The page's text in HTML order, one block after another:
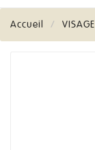
Accueil VISAGE